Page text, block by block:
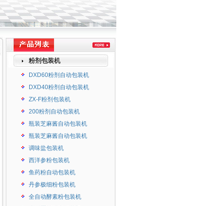
粉剂包装机
DXD60粉剂自动包装机
DXD40粉剂自动包装机
ZX-F粉剂包装机
200粉剂自动包装机
瓶装芝麻酱自动包装机
瓶装芝麻酱自动包装机
调味盐包装机
西洋参粉包装机
鱼药粉自动包装机
丹参极细粉包装机
全自动酵素粉包装机